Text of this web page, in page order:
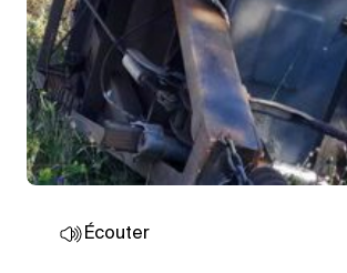
Écouter